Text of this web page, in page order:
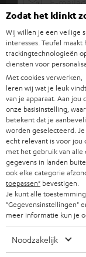
e
l
d
e
n
v
o
o
r
n
i
e
u
w
WIDGET
Categorieën
HOME CINEMA
COMPLETE
SOUNDBARS
HIFI-SPEAKERS
Bedrijf
SUPPORT
CARRIÈRE
PERS & MARKETING
Teufel online shops
Zodat het klinkt
Wij willen je een veilige
interesses. Teufel
trackingtechnologieën
diensten voor
Met cookies verwerken,
leren wij wat je leuk
van je apparaat. Aan jou
onze basisinstelling,
betekent dat je
worden geselecteerd.
echt relevant is voor jou
met het gebruik van
gegevens in landen
ook elke categorie
toepassen" bevestigen.
Je kunt alle
"Gegevensinstellingen"
meer informatie kun je
Noodzakelijk